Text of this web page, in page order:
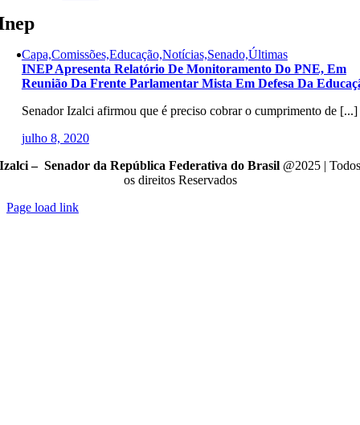
Capa,Comissões,Educação,Notícias,Senado,Últimas
INEP Apresenta Relatório De Monitoramento Do PNE, Em
Reunião Da Frente Parlamentar Mista Em Defesa Da
Senador Izalci afirmou que é preciso cobrar o cumprimento de [...]
julho 8, 2020
Izalci – Senador da República Federativa do Brasil @2025 | Todos
os direitos Reservados
Page load link